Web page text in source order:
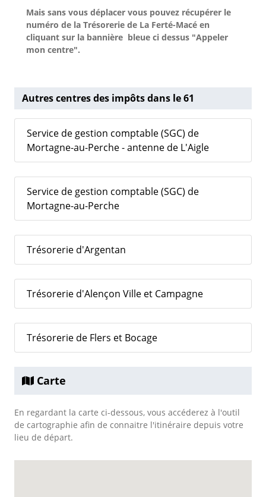
Mais sans vous déplacer vous pouvez récupérer le
numéro de la Trésorerie de La Ferté-Macé en
cliquant sur la bannière bleue ci dessus "Appeler
mon centre".
Autres centres des impôts dans le 61
Service de gestion comptable (SGC) de
Mortagne-au-Perche - antenne de L'Aigle
Service de gestion comptable (SGC) de
Mortagne-au-Perche
Trésorerie d'Argentan
Trésorerie d'Alençon Ville et Campagne
Trésorerie de Flers et Bocage
Carte
En regardant la carte ci-dessous, vous accéderez à l'outil
de cartographie afin de connaitre l'itinéraire depuis votre
lieu de départ.